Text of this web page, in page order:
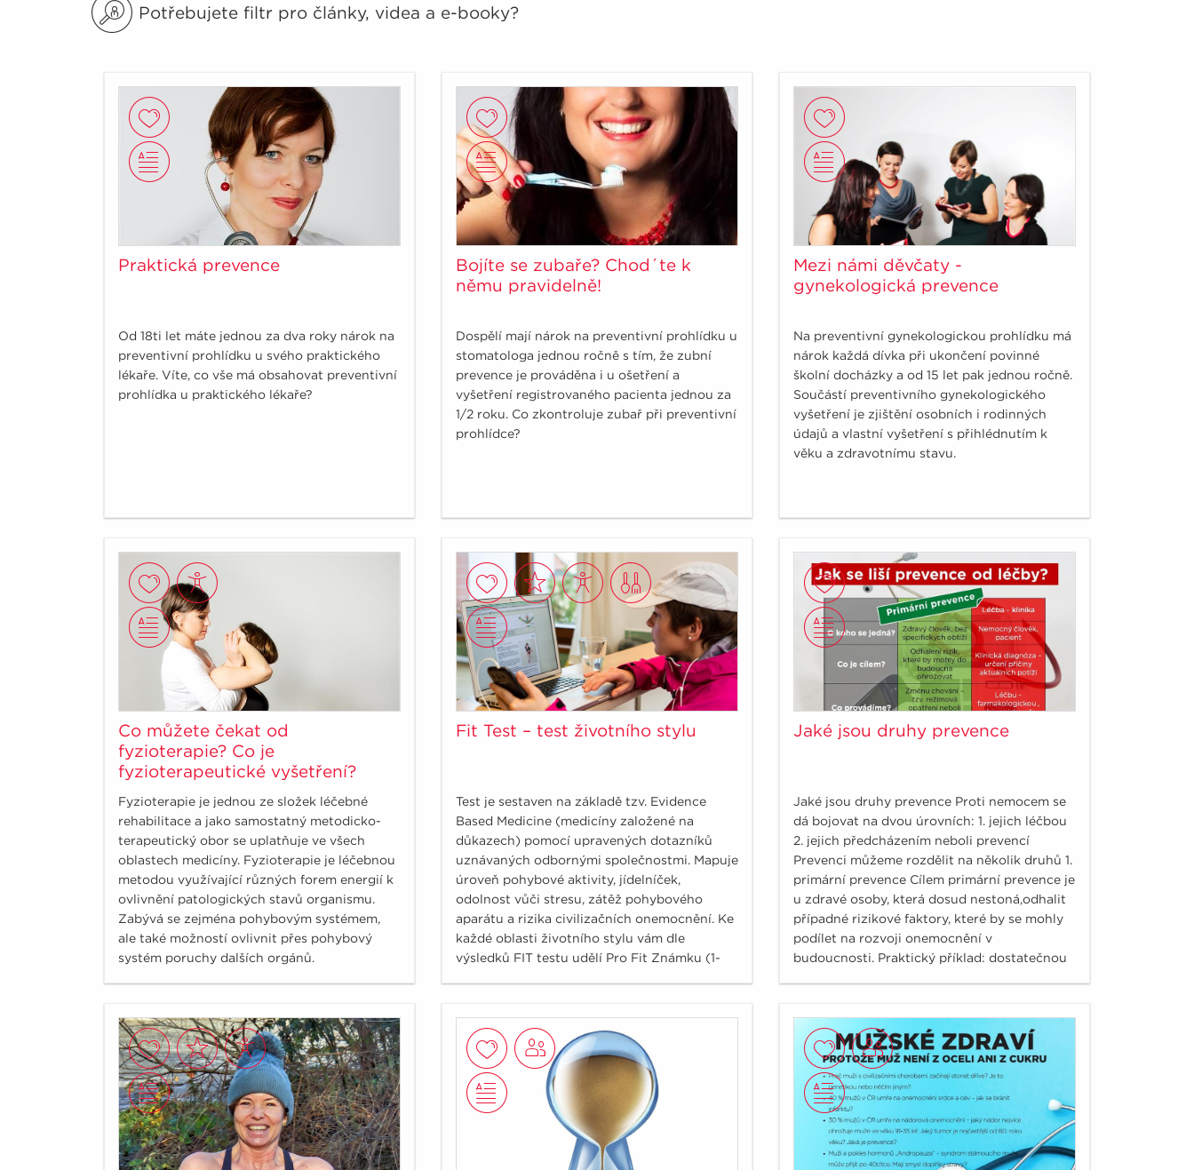
Potřebujete filtr pro články, videa a e-booky?
Praktická prevence
Od 18ti let máte jednou za dva roky nárok na
preventivní prohlídku u svého praktického
lékaře. Víte, co vše má obsahovat preventivní
prohlídka u praktického lékaře?
Bojíte se zubaře? Chod´te k
němu pravidelně!
Dospělí mají nárok na preventivní prohlídku u
stomatologa jednou ročně s tím, že zubní
prevence je prováděna i u ošetření a
vyšetření registrovaného pacienta jednou za
1/2 roku. Co zkontroluje zubař při preventivní
prohlídce?
Mezi námi děvčaty -
gynekologická prevence
Na preventivní gynekologickou prohlídku má
nárok každá dívka při ukončení povinné
školní docházky a od 15 let pak jednou ročně.
Součástí preventivního gynekologického
vyšetření je zjištění osobních i rodinných
údajů a vlastní vyšetření s přihlédnutím k
věku a zdravotnímu stavu.
Co můžete čekat od
fyzioterapie? Co je
fyzioterapeutické vyšetření?
Fyzioterapie je jednou ze složek léčebné
rehabilitace a jako samostatný metodicko-
terapeutický obor se uplatňuje ve všech
oblastech medicíny. Fyzioterapie je léčebnou
metodou využívající různých forem energií k
ovlivnění patologických stavů organismu.
Zabývá se zejména pohybovým systémem,
ale také možností ovlivnit přes pohybový
systém poruchy dalších orgánů.
Fit Test – test životního stylu
Test je sestaven na základě tzv. Evidence
Based Medicine (medicíny založené na
důkazech) pomocí upravených dotazníků
uznávaných odbornými společnostmi. Mapuje
úroveň pohybové aktivity, jídelníček,
odolnost vůči stresu, zátěž pohybového
aparátu a rizika civilizačních onemocnění. Ke
každé oblasti životního stylu vám dle
výsledků FIT testu udělí Pro Fit Známku (1-
podrobnější komentář a osvědčené tipy, co
by vám v dané oblasti mohlo pomoci.
Jaké jsou druhy prevence
Jaké jsou druhy prevence Proti nemocem se
dá bojovat na dvou úrovních: 1. jejich léčbou
2. jejich předcházením neboli prevencí
Prevenci můžeme rozdělit na několik druhů 1.
primární prevence Cílem primární prevence je
u zdravé osoby, která dosud nestoná,odhalit
případné rizikové faktory, které by se mohly
podílet na rozvoji onemocnění v
budoucnosti. Praktický příklad: dostatečnou
jakožto možnou příčinu třeba vysokého
krevního tlaku.